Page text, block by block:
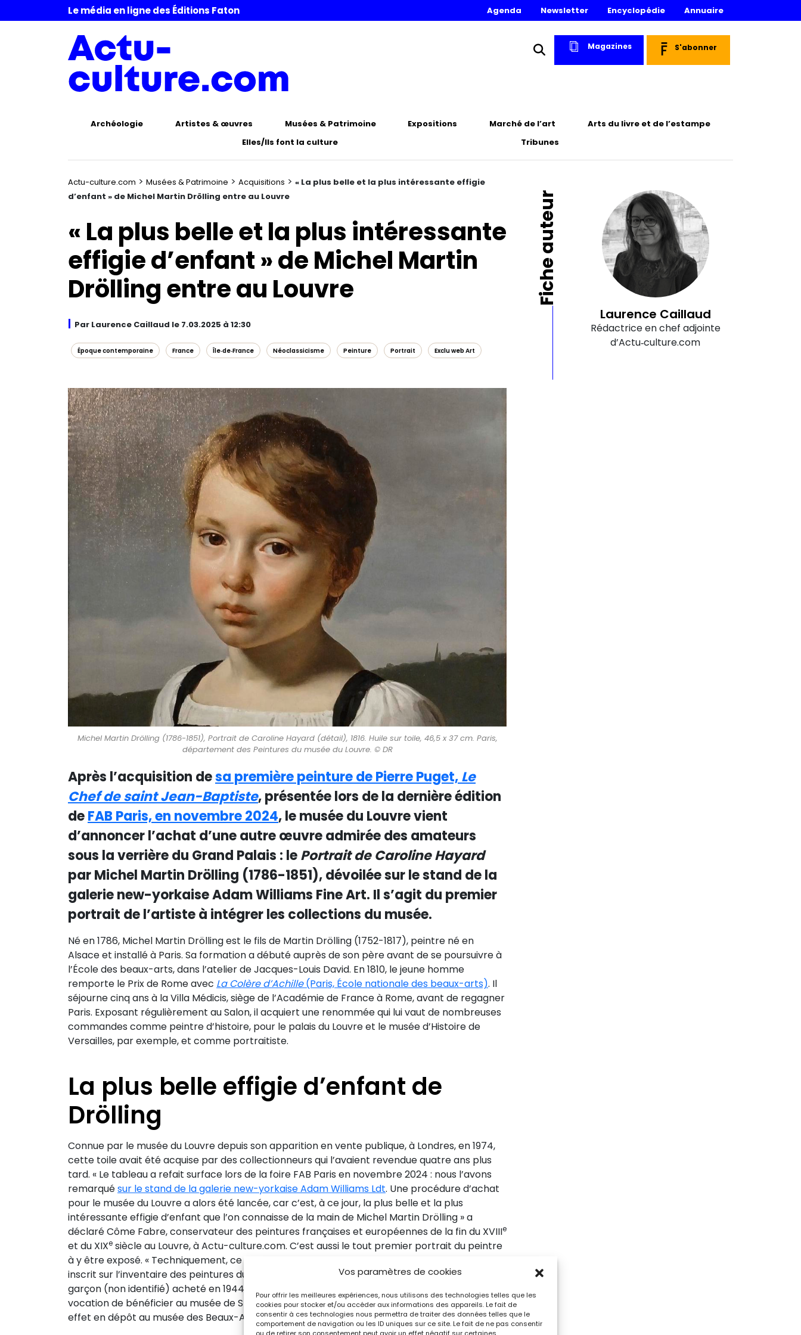
Vos paramètres de cookies
Pour offrir les meilleures expériences, nous utilisons des technologies telles que les
cookies pour stocker et/ou accéder aux informations des appareils. Le fait de
consentir à ces technologies nous permettra de traiter des données telles que le
comportement de navigation ou les ID uniques sur ce site. Le fait de ne pas consentir
Le média en ligne des Éditions Faton Agenda Newsletter Encyclopédie Annuaire
Magazines S'abonner
Archéologie Artistes & œuvres Musées & Patrimoine Expositions Marché de l’art
Arts du livre et de l’estampe
Elles/Ils font la culture
Tribunes
Actu-culture.com > Musées & Patrimoine > Acquisitions > « La plus belle et la plus intéressante effigie
d’enfant » de Michel Martin Drölling entre au Louvre
« La plus belle et la plus intéressante
effigie d’enfant » de Michel Martin
Drölling entre au Louvre
Par Laurence Caillaud le 7.03.2025 à 12:30
Époque contemporaine France Île‑de‑France Néoclassicisme Peinture Portrait Exclu web Art
Michel Martin Drölling (1786-1851), Portrait de Caroline Hayard (détail), 1816. Huile sur toile, 46,5 x 37 cm. Paris,
département des Peintures du musée du Louvre. © DR
Après l’acquisition desa première peinture de Pierre Puget,Le
Chef de saint Jean-Baptiste, présentée lors de la dernière édition
deFAB Paris, en novembre 2024, le musée du Louvre vient
d’annoncer l’achat d’une autre œuvre admirée des amateurs
sous la verrière du Grand Palais : lePortrait de Caroline Hayard
par Michel Martin Drölling (1786-1851), dévoilée sur le stand de la
galerie new-yorkaise Adam Williams Fine Art. Il s’agit du premier
portrait de l’artiste à intégrer les collections du musée.
Né en 1786, Michel Martin Drölling est le fils de Martin Drölling (1752-1817), peintre né en
Alsace et installé à Paris. Sa formation a débuté auprès de son père avant de se poursuivre à
l’École des beaux-arts, dans l’atelier de Jacques-Louis David. En 1810, le jeune homme
remporte le Prix de Rome avec La Colère d’Achille(Paris, École nationale des beaux-arts). Il
séjourne cinq ans à la Villa Médicis, siège de l’Académie de France à Rome, avant de regagner
Paris. Exposant régulièrement au Salon, il acquiert une renommée qui lui vaut de nombreuses
commandes comme peintre d’histoire, pour le palais du Louvre et le musée d’Histoire de
Versailles, par exemple, et comme portraitiste.
La plus belle effigie d’enfant de
Drölling
Connue par le musée du Louvre depuis son apparition en vente publique, à Londres, en 1974,
cette toile avait été acquise par des collectionneurs qui l’avaient revendue quatre ans plus
tard. « Le tableau a refait surface lors de la foire FAB Paris en novembre 2024 : nous l’avons
remarquésur le stand de la galerie new-yorkaise Adam Williams Ldt. Une procédure d’achat
pour le musée du Louvre a alors été lancée, car c’est, à ce jour, la plus belle et la plus
intéressante effigie d’enfant que l’on connaisse de la main de Michel Martin Drölling » a
déclaré Côme Fabre, conservateur des peintures françaises et européennes de la fin du XVIIIe
et du XIXe siècle au Louvre, à Actu-culture.com. C’est aussi le tout premier portrait du peintre
à y être exposé. « Techniquement, ce n’est pas le premier portrait d’enfant de Drölling fils
inscrit sur l’inventaire des peintures du Louvre. Il est en effet précédé d’un portrait de petit
garçon (non identifié) acheté en 1944 par les Musées nationaux. Mais cet achat avait pour
vocation de bénéficier au musée de Strasbourg », précise Côme Fabre. Ce portrait est en
effet en dépôt au musée des Beaux-Arts de Strasbourg depuis 1946 et le restera.
Fiche auteur
Laurence Caillaud
Rédactrice en chef adjointe
d’Actu‑culture.com